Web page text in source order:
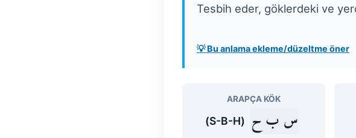
Tesbih eder, göklerdeki ve
💡 Bu anlama ekleme/düzeltme öner
ARAPÇA KÖK
س ب ح (S-B-H)